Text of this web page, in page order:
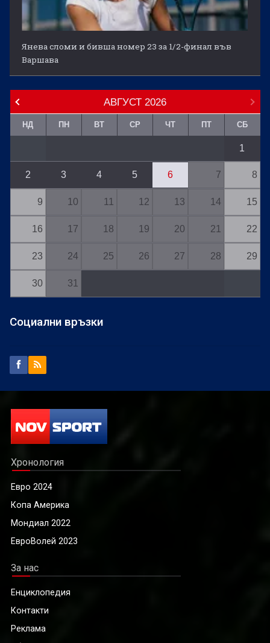
Янева сломи и бивша номер 23 за 1/2-финал във
Варшава
АВГУСТ 2026
НД ПН ВТ СР ЧТ ПТ СБ
1
2 3 4 5 6 7 8
9 10 11 12 13 14 15
16 17 18 19 20 21 22
23 24 25 26 27 28 29
30 31
Социални връзки
Хронология
Евро 2024
Копа Америка
Мондиал 2022
ЕвроВолей 2023
За нас
Енциклопедия
Контакти
Реклама